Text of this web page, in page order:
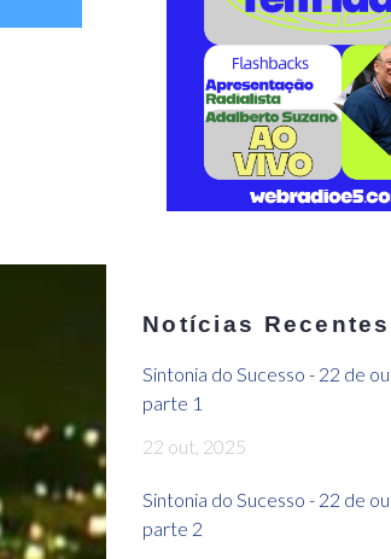
Notícias Recentes
Sintonia do Sucesso - 22 de
parte 1
22 out, 2025
Sintonia do Sucesso - 22 de
parte 2